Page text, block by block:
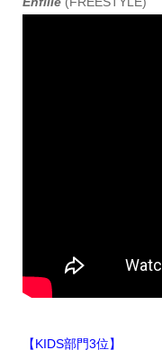
【KIDS部門3位】